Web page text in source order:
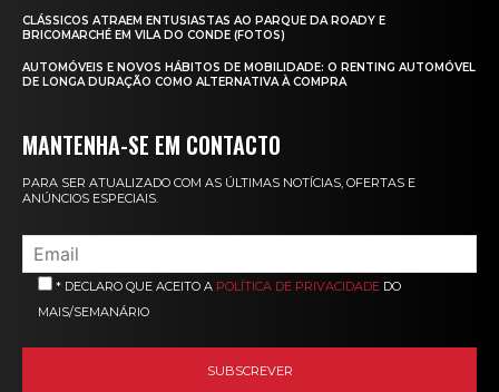
CLÁSSICOS ATRAEM ENTUSIASTAS AO PARQUE DA ROADY E
BRICOMARCHÉ EM VILA DO CONDE (FOTOS)
AUTOMÓVEIS E NOVOS HÁBITOS DE MOBILIDADE: O RENTING AUTOMÓVEL
DE LONGA DURAÇÃO COMO ALTERNATIVA À COMPRA
MANTENHA-SE EM CONTACTO
PARA SER ATUALIZADO COM AS ÚLTIMAS NOTÍCIAS, OFERTAS E
ANÚNCIOS ESPECIAIS.
* DECLARO QUE ACEITO A POLÍTICA DE PRIVACIDADE DO
MAIS/SEMANÁRIO